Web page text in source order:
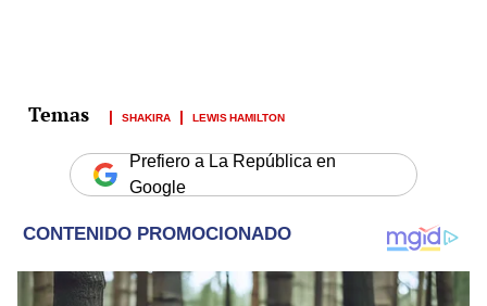
SHAKIRA LEWIS HAMILTON
Prefiero a La República en
Google